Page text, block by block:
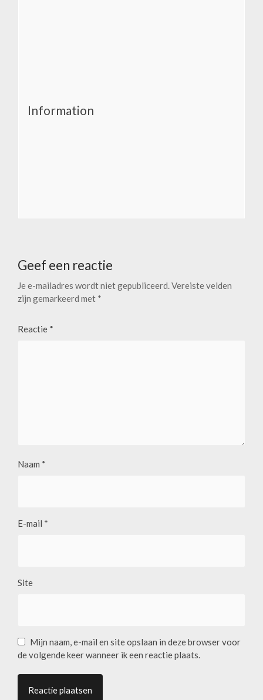
Information
Geef een reactie
Je e-mailadres wordt niet gepubliceerd. Vereiste velden
zijn gemarkeerd met *
Reactie *
Naam *
E-mail *
Site
Mijn naam, e-mail en site opslaan in deze browser voor
de volgende keer wanneer ik een reactie plaats.